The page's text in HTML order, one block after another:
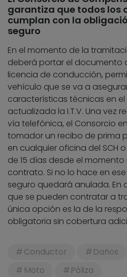
garantiza que todos los
cumplan con la
seguro
En el momento de la
deberá portar el documento
licencia de conducción,
vehículo que se va a
características técnicas en
actualizada la I.T.V. Una vez
vía telefónica, el Consorcio
tomador un recibo de prima
en cualquier oficina del SCH
de 15 días desde el
contrato. Si no lo hace en
seguro quedará anulada. En
que se pueden contratar a
única opción es la de la
obligatoria sin cobertura
Conductor Daños
Moto
Póliza